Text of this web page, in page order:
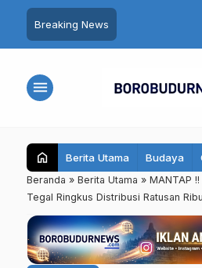
Breaking News
menu
home Berita Utama Budaya
Beranda » Berita Utama » MANTAP
Tegal Ringkus Distribusi Ratusan